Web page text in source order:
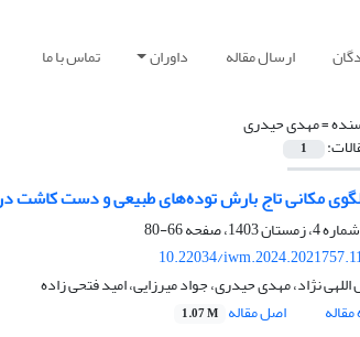
ارسال مقاله داوران تماس با ما
=مهدی حیدری
1
مکانی تاج بارش توده‌های طبیعی و دست کاشت
66-80
10.22034/
نژاد، مهدی حیدری، جواد میرزایی، امید فتحی زاده
اصل مقاله 1.07 M